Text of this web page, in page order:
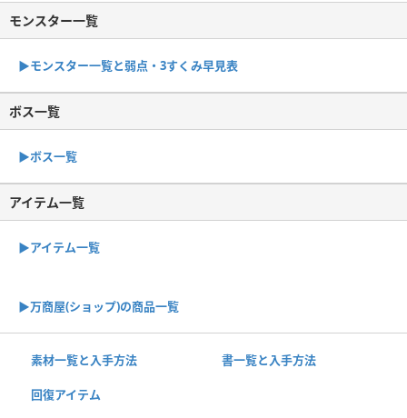
モンスター一覧
▶︎モンスター一覧と弱点・3すくみ早見表
ボス一覧
▶︎ボス一覧
アイテム一覧
▶アイテム一覧
▶︎万商屋(ショップ)の商品一覧
素材一覧と入手方法 書一覧と入手方法
回復アイテム